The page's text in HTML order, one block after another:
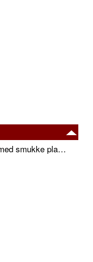
Skab en frodig udendørs oase med smukke plantekrukker og elegante espalier